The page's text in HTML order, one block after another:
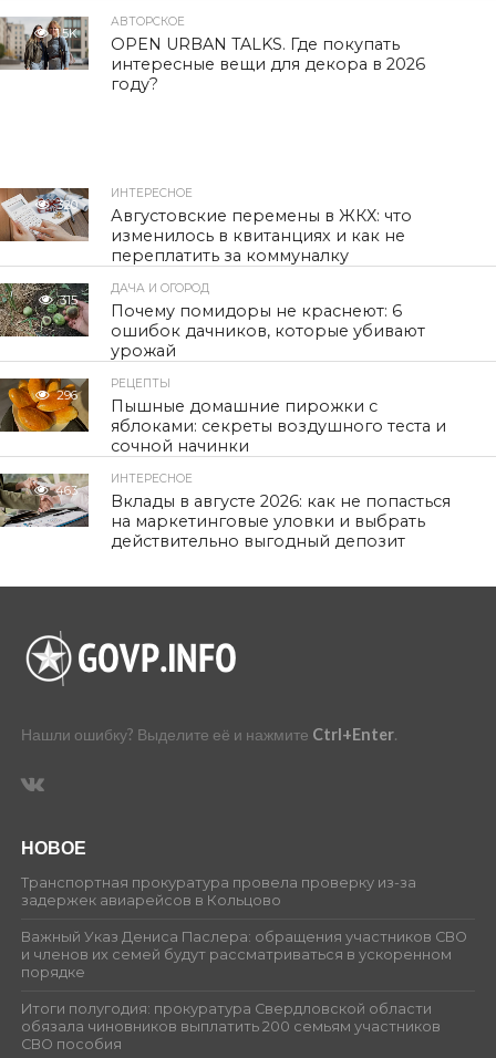
1.5K
АВТОРСКОЕ
OPEN URBAN TALKS. Где покупать
интересные вещи для декора в 2026
году?
320
ИНТЕРЕСНОЕ
Августовские перемены в ЖКХ: что
изменилось в квитанциях и как не
переплатить за коммуналку
315
ДАЧА И ОГОРОД
Почему помидоры не краснеют: 6
ошибок дачников, которые убивают
урожай
296
РЕЦЕПТЫ
Пышные домашние пирожки с
яблоками: секреты воздушного теста и
сочной начинки
463
ИНТЕРЕСНОЕ
Вклады в августе 2026: как не попасться
на маркетинговые уловки и выбрать
действительно выгодный депозит
Нашли ошибку? Выделите её и нажмите Ctrl+Enter.
НОВОЕ
Транспортная прокуратура провела проверку из-за
задержек авиарейсов в Кольцово
Важный Указ Дениса Паслера: обращения участников СВО
и членов их семей будут рассматриваться в ускоренном
порядке
Итоги полугодия: прокуратура Свердловской области
обязала чиновников выплатить 200 семьям участников
СВО пособия